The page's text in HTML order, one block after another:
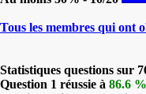
Tous les membres qui ont
Statistiques questions sur
Question 1 réussie à 86.6 %